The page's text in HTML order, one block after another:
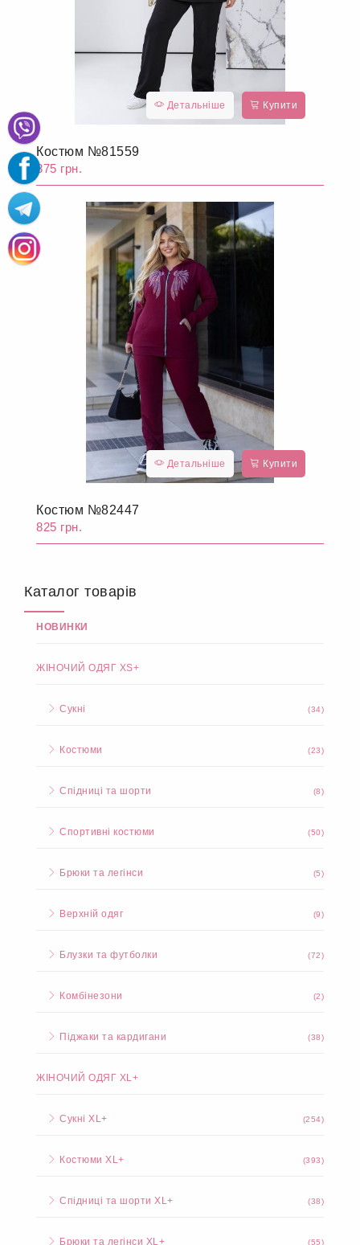
Детальніше Купити
Костюм №81559
875 грн.
Детальніше Купити
Костюм №82447
825 грн.
Каталог товарів
НОВИНКИ
ЖІНОЧИЙ ОДЯГ XS+
Сукні (34)
Костюми (23)
Спідниці та шорти (8)
Спортивні костюми (50)
Брюки та легінси (5)
Верхній одяг (9)
Блузки та футболки (72)
Комбінезони (2)
Піджаки та кардигани (38)
ЖІНОЧИЙ ОДЯГ XL+
Сукні XL+ (254)
Костюми XL+ (393)
Спідниці та шорти XL+ (38)
Брюки та легінси XL+ (55)